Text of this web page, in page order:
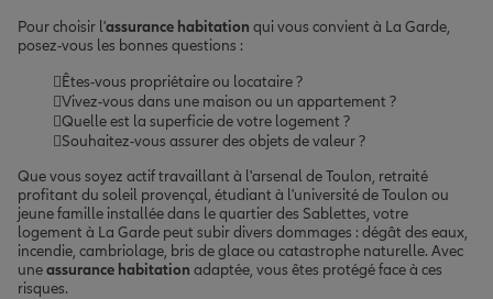
Pour choisir l'assurance habitation qui vous convient à La Garde,
posez-vous les bonnes questions :
Êtes-vous propriétaire ou locataire ?
Vivez-vous dans une maison ou un appartement ?
Quelle est la superficie de votre logement ?
Souhaitez-vous assurer des objets de valeur ?
Que vous soyez actif travaillant à l'arsenal de Toulon, retraité
profitant du soleil provençal, étudiant à l'université de Toulon ou
jeune famille installée dans le quartier des Sablettes, votre
logement à La Garde peut subir divers dommages : dégât des eaux,
incendie, cambriolage, bris de glace ou catastrophe naturelle. Avec
uneassurance habitation adaptée, vous êtes protégé face à ces
risques.